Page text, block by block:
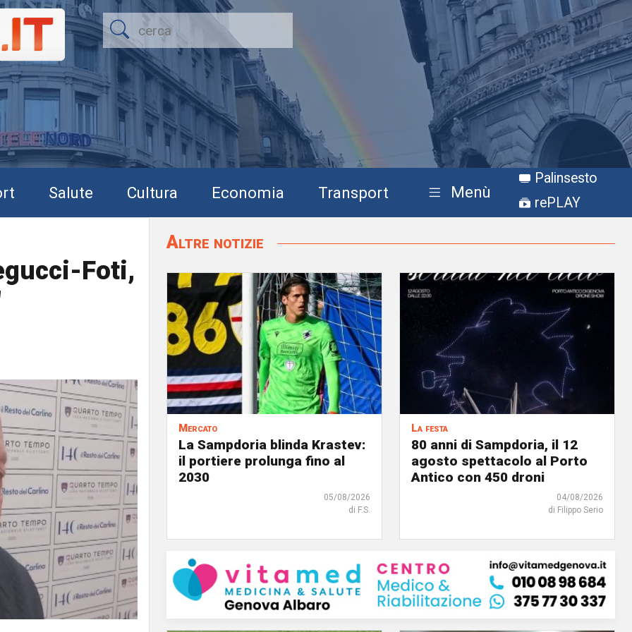
Salute Cultura Economia Transport Menù
Palinsesto
rePLAY
Foti,
Altre notizie
Mercato
La Sampdoria blinda Krastev:
il portiere prolunga fino al
2030
05/08/2026
di F.S.
La festa
80 anni di Sampdoria, il 12
agosto spettacolo al Porto
Antico con 450 droni
04/08/2026
di Filippo Serio